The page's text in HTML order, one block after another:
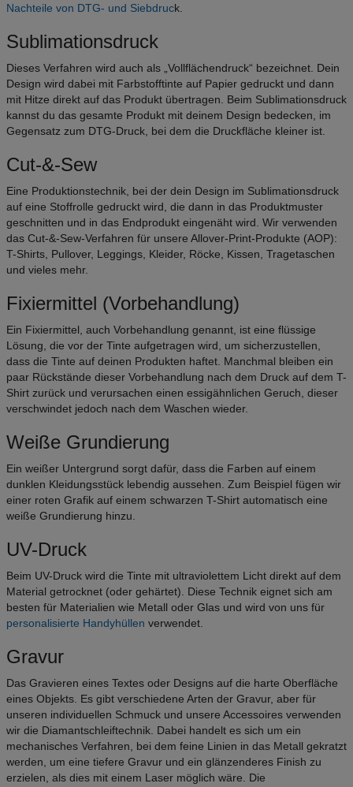
Nachteile von DTG- und Siebdruck.
Sublimationsdruck
Dieses Verfahren wird auch als „Vollflächendruck“ bezeichnet. Dein
Design wird dabei mit Farbstofftinte auf Papier gedruckt und dann
mit Hitze direkt auf das Produkt übertragen. Beim Sublimationsdruck
kannst du das gesamte Produkt mit deinem Design bedecken, im
Gegensatz zum DTG-Druck, bei dem die Druckfläche kleiner ist.
Cut-&-Sew
Eine Produktionstechnik, bei der dein Design im Sublimationsdruck
auf eine Stoffrolle gedruckt wird, die dann in das Produktmuster
geschnitten und in das Endprodukt eingenäht wird. Wir verwenden
das Cut-&-Sew-Verfahren für unsere Allover-Print-Produkte (AOP):
T-Shirts, Pullover, Leggings, Kleider, Röcke, Kissen, Tragetaschen
und vieles mehr.
Fixiermittel (Vorbehandlung)
Ein Fixiermittel, auch Vorbehandlung genannt, ist eine flüssige
Lösung, die vor der Tinte aufgetragen wird, um sicherzustellen,
dass die Tinte auf deinen Produkten haftet. Manchmal bleiben ein
paar Rückstände dieser Vorbehandlung nach dem Druck auf dem T-
Shirt zurück und verursachen einen essigähnlichen Geruch, dieser
verschwindet jedoch nach dem Waschen wieder.
Weiße Grundierung
Ein weißer Untergrund sorgt dafür, dass die Farben auf einem
dunklen Kleidungsstück lebendig aussehen. Zum Beispiel fügen wir
einer roten Grafik auf einem schwarzen T-Shirt automatisch eine
weiße Grundierung hinzu.
UV-Druck
Beim UV-Druck wird die Tinte mit ultraviolettem Licht direkt auf dem
Material getrocknet (oder gehärtet). Diese Technik eignet sich am
besten für Materialien wie Metall oder Glas und wird von uns für
personalisierte Handyhüllen verwendet.
Gravur
Das Gravieren eines Textes oder Designs auf die harte Oberfläche
eines Objekts. Es gibt verschiedene Arten der Gravur, aber für
unseren individuellen Schmuck und unsere Accessoires verwenden
wir die Diamantschleiftechnik. Dabei handelt es sich um ein
mechanisches Verfahren, bei dem feine Linien in das Metall gekratzt
werden, um eine tiefere Gravur und ein glänzenderes Finish zu
erzielen, als dies mit einem Laser möglich wäre. Die